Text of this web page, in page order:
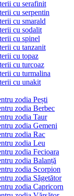
cu serafinit
cu serpentin
cu smarald
cu sodalit
cu spinel
cu tanzanit
cu topaz
cu turcoaz
cu turmalina
cu unakit
zodia Pești
zodia Berbec
zodia Taur
zodia Gemeni
zodia Rac
zodia Leu
zodia Fecioara
zodia Balanță
zodia Scorpion
zodia Săgetător
zodia Capricorn